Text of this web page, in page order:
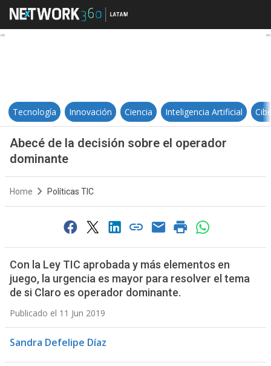
Abecé de la decisión sobre el
Tecnología Innovación Ciencia Inteligencia Artificial
Abecé de la decisión sobre el operador
dominante
Home Políticas TIC
Con la Ley TIC aprobada y más elementos en
juego, la urgencia es mayor para resolver el tema
de si Claro es operador dominante.
Publicado el 11 Jun 2019
Sandra Defelipe Díaz